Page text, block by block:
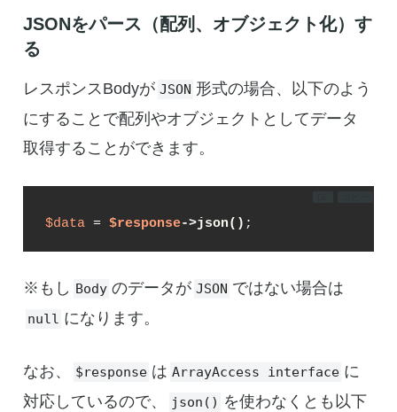
JSONをパース（配列、オブジェクト化）す
る
レスポンスBodyが JSON 形式の場合、以下のよう
にすることで配列やオブジェクトとしてデータ
取得することができます。
$data = $response->json() ;
※もし Body のデータが JSON ではない場合は
null になります。
なお、 $response は ArrayAccess interface に
対応しているので、
json() を使わなくとも以下